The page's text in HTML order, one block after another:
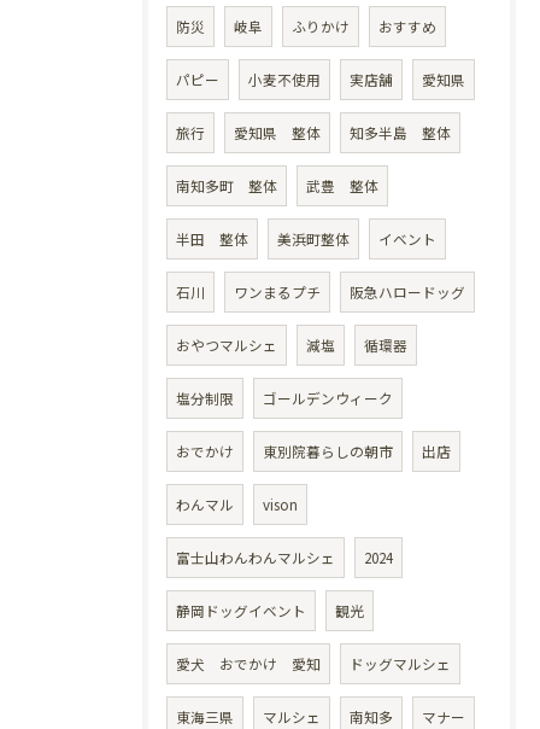
防災 岐阜 ふりかけ おすすめ
パピー 小麦不使用 実店舗 愛知県
旅行 愛知県 整体 知多半島 整体
南知多町 整体 武豊 整体
半田 整体 美浜町整体 イベント
石川 ワンまるプチ 阪急ハロードッグ
おやつマルシェ 減塩 循環器
塩分制限 ゴールデンウィーク
おでかけ 東別院暮らしの朝市 出店
わんマル vison
富士山わんわんマルシェ 2024
静岡ドッグイベント 観光
愛犬 おでかけ 愛知 ドッグマルシェ
東海三県 マルシェ 南知多 マナー